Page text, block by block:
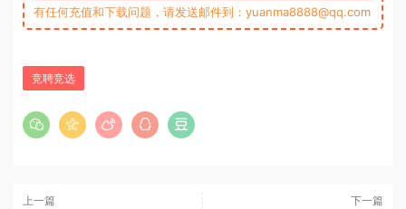
有任何充值和下载问题，请发送邮件到：yuanma8888@qq.com
竞聘竞选
上一篇 下一篇